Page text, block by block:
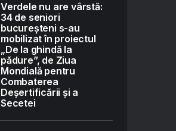
Verdele nu are vârstă:
34 de seniori
bucureșteni s-au
mobilizat în proiectul
„De la ghindă la
pădure”, de Ziua
Mondială pentru
Combaterea
Deșertificării și a
Secetei